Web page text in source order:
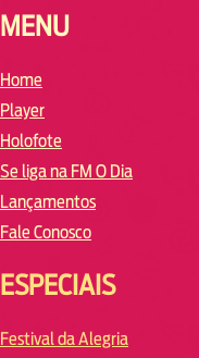
MENU
Home
Player
Holofote
Se liga na FM O Dia
Lançamentos
Fale Conosco
ESPECIAIS
Festival da Alegria